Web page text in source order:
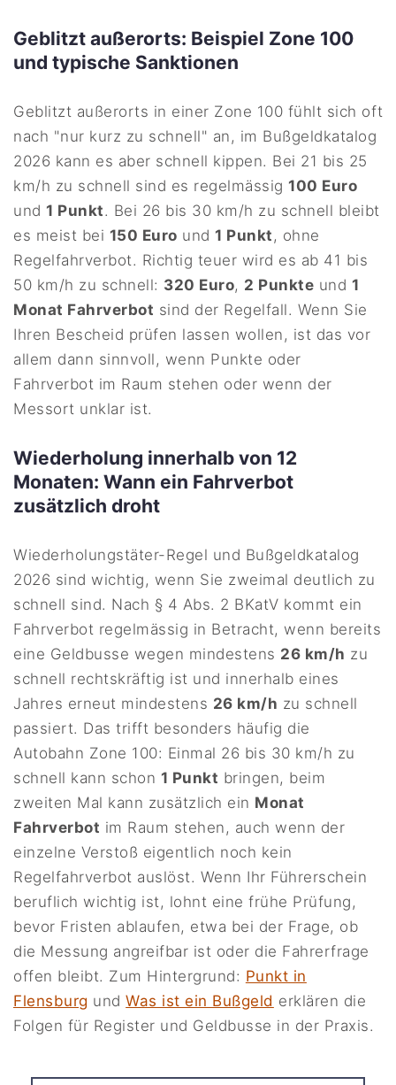
Geblitzt außerorts: Beispiel Zone 100
und typische Sanktionen
Geblitzt außerorts in einer Zone 100 fühlt sich oft
nach "nur kurz zu schnell" an, im Bußgeldkatalog
2026 kann es aber schnell kippen. Bei 21 bis 25
km/h zu schnell sind es regelmässig100 Euro
und1 Punkt. Bei 26 bis 30 km/h zu schnell bleibt
es meist bei 150 Euro und1 Punkt, ohne
Regelfahrverbot. Richtig teuer wird es ab 41 bis
50 km/h zu schnell: 320 Euro, 2 Punkte und 1
Monat Fahrverbot sind der Regelfall. Wenn Sie
Ihren Bescheid prüfen lassen wollen, ist das vor
allem dann sinnvoll, wenn Punkte oder
Fahrverbot im Raum stehen oder wenn der
Messort unklar ist.
Wiederholung innerhalb von 12
Monaten: Wann ein Fahrverbot
zusätzlich droht
Wiederholungstäter-Regel und Bußgeldkatalog
2026 sind wichtig, wenn Sie zweimal deutlich zu
schnell sind. Nach § 4 Abs. 2 BKatV kommt ein
Fahrverbot regelmässig in Betracht, wenn bereits
eine Geldbusse wegen mindestens 26 km/h zu
schnell rechtskräftig ist und innerhalb eines
Jahres erneut mindestens 26 km/h zu schnell
passiert. Das trifft besonders häufig die
Autobahn Zone 100: Einmal 26 bis 30 km/h zu
schnell kann schon 1 Punkt bringen, beim
zweiten Mal kann zusätzlich ein Monat
Fahrverbot im Raum stehen, auch wenn der
einzelne Verstoß eigentlich noch kein
Regelfahrverbot auslöst. Wenn Ihr Führerschein
beruflich wichtig ist, lohnt eine frühe Prüfung,
bevor Fristen ablaufen, etwa bei der Frage, ob
die Messung angreifbar ist oder die Fahrerfrage
offen bleibt. Zum Hintergrund: Punkt in
Flensburg undWas ist ein Bußgeld erklären die
Folgen für Register und Geldbusse in der Praxis.